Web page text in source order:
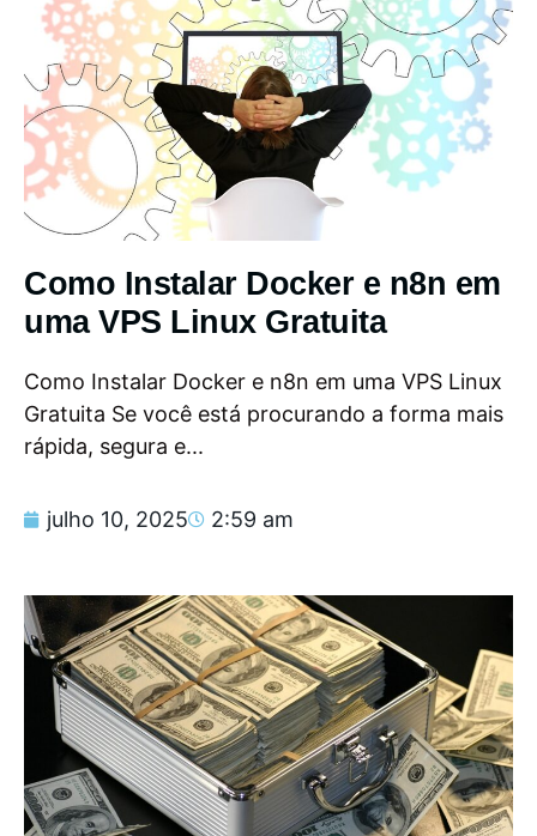
Como Instalar Docker e n8n em
uma VPS Linux Gratuita
Como Instalar Docker e n8n em uma VPS Linux
Gratuita Se você está procurando a forma mais
rápida, segura e...
julho 10, 2025 2:59 am